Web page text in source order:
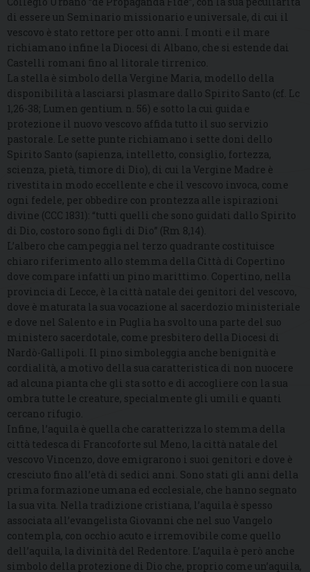
di essere un Seminario missionario e universale, di cui il
vescovo è stato rettore per otto anni. I monti e il mare
richiamano infine la Diocesi di Albano, che si estende dai
Castelli romani fino al litorale tirrenico.
La stella è simbolo della Vergine Maria, modello della
disponibilità a lasciarsi plasmare dallo Spirito Santo (cf. Lc
1,26-38; Lumen gentium n. 56) e sotto la cui guida e
protezione il nuovo vescovo affida tutto il suo servizio
pastorale. Le sette punte richiamano i sette doni dello
Spirito Santo (sapienza, intelletto, consiglio, fortezza,
scienza, pietà, timore di Dio), di cui la Vergine Madre è
rivestita in modo eccellente e che il vescovo invoca, come
ogni fedele, per obbedire con prontezza alle ispirazioni
divine (CCC 1831): “tutti quelli che sono guidati dallo Spirito
di Dio, costoro sono figli di Dio” (Rm 8,14).
L’albero che campeggia nel terzo quadrante costituisce
chiaro riferimento allo stemma della Città di Copertino
dove compare infatti un pino marittimo. Copertino, nella
provincia di Lecce, è la città natale dei genitori del vescovo,
dove è maturata la sua vocazione al sacerdozio ministeriale
e dove nel Salento e in Puglia ha svolto una parte del suo
ministero sacerdotale, come presbitero della Diocesi di
Nardò-Gallipoli. Il pino simboleggia anche benignità e
cordialità, a motivo della sua caratteristica di non nuocere
ad alcuna pianta che gli sta sotto e di accogliere con la sua
ombra tutte le creature, specialmente gli umili e quanti
cercano rifugio.
Infine, l’aquila è quella che caratterizza lo stemma della
città tedesca di Francoforte sul Meno, la città natale del
vescovo Vincenzo, dove emigrarono i suoi genitori e dove è
cresciuto fino all’età di sedici anni. Sono stati gli anni della
prima formazione umana ed ecclesiale, che hanno segnato
la sua vita. Nella tradizione cristiana, l’aquila è spesso
associata all’evangelista Giovanni che nel suo Vangelo
contempla, con occhio acuto e irremovibile come quello
dell’aquila, la divinità del Redentore. L’aquila è però anche
simbolo della protezione di Dio che, proprio come un’aquila,